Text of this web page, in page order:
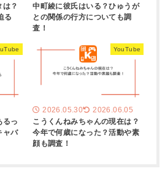
は？
る
中町綾に彼氏はいる？ひゅうが
との関係の行方についても調
査！
るっ
ャバ
YouTube
2026.05.30 2026.06.05
こうくんねみちゃんの現在は？
今年で何歳になった？活動や素
顔も調査！